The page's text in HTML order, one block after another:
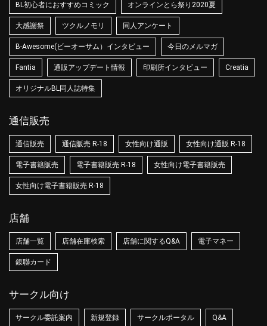
BL初心者におすすめコミック オンラインとら祭り2020夏
大感謝祭 ツクルノモリ 同人アンケート
B-Awesome(ビーオーサム）インタビュー 今日のメルマガ
Fantia 通販アップデート情報 印刷所インタビュー Creatia
オリジナルBL同人誌特集
通信販売
通信販売 通信販売 R-18 女性向け通販 女性向け通販 R-18
電子書籍販売 電子書籍販売 R-18 女性向け電子書籍販売
女性向け電子書籍販売 R-18
店舗
店舗一覧 店舗在庫検索 店舗に関するQ&A 電子マネー
銀聯カード
サークル向け
サークル委託案内 新規登録 サークルポータル Q&A